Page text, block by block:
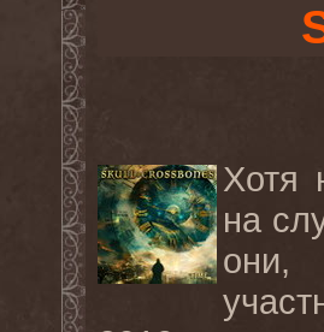
Хотя
на
они,